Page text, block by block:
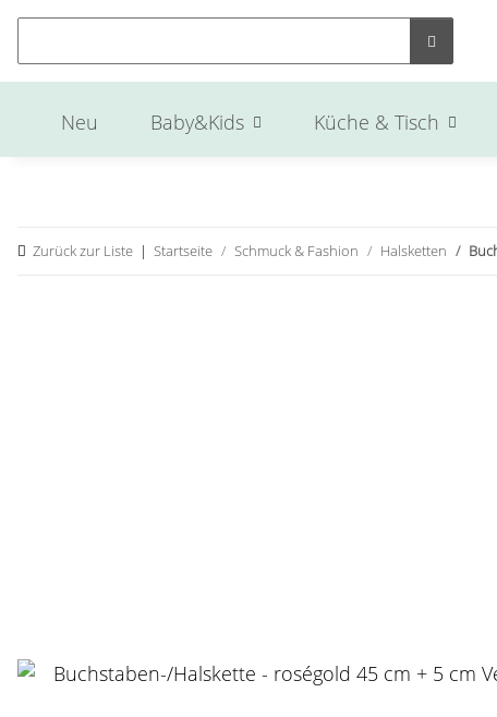
Neu Baby&Kids Küche & Tisch
Zurück zur Liste Startseite Schmuck & Fashion Halsketten